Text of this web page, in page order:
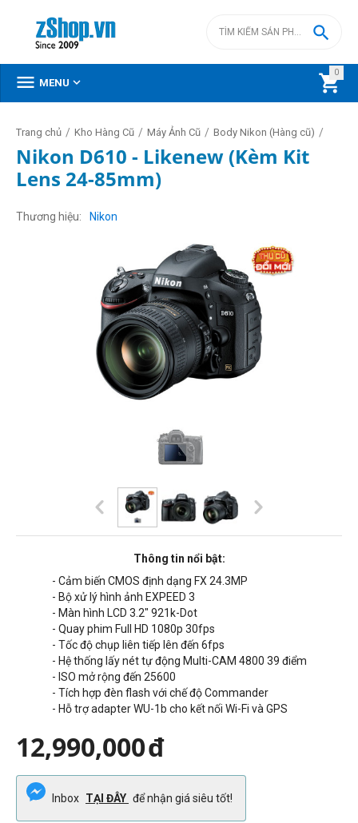
0


 MENU 
Trang chủ / Kho Hàng Cũ / Máy Ảnh Cũ / Body Nikon (Hàng cũ) /
Nikon D610 - Likenew (Kèm Kit
Lens 24-85mm)
Thương hiệu Nikon
Thông tin nổi bật:
- Cảm biến CMOS định dạng FX 24.3MP
- Bộ xử lý hình ảnh EXPEED 3
- Màn hình LCD 3.2" 921k-Dot
- Quay phim Full HD 1080p 30fps
- Tốc độ chụp liên tiếp lên đến 6fps
- Hệ thống lấy nét tự động Multi-CAM 4800 39 điểm
- ISO mở rộng đến 25600
- Tích hợp đèn flash với chế độ Commander
- Hỗ trợ adapter WU-1b cho kết nối Wi-Fi và GPS
12,990,000đ
Inbox TẠI ĐÂY để nhận giá siêu tốt!